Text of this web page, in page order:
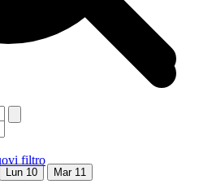
filtro
Lun 10 Mar 11